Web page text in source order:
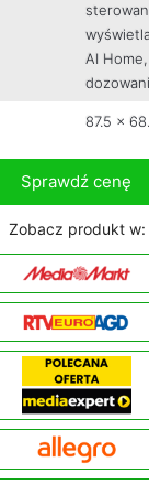
AI
87.5 x
Sprawdź cenę
Zobacz produkt w: